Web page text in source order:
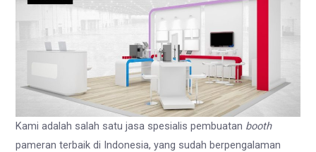
Kami adalah salah satu jasa spesialis pembuatan booth
pameran terbaik di Indonesia, yang sudah berpengalaman